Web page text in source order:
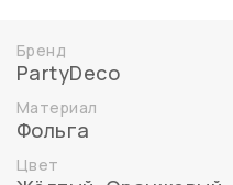
Бренд
PartyDeco
Материал
Фольга
Цвет